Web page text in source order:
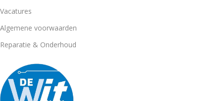
Vacatures
Algemene voorwaarden
Reparatie & Onderhoud